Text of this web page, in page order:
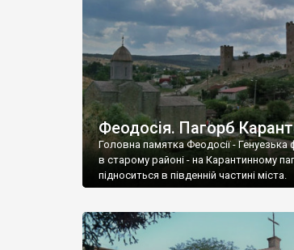
Феодосія. Пагорб
Головна памятка Феодосії - Генуезька
в старому районі - на Карантинному
підноситься в південній частині міста.